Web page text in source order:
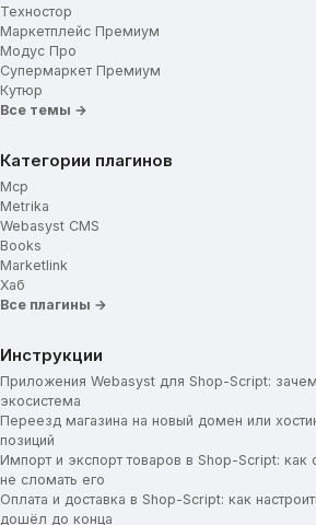
Техностор
Маркетплейс Премиум
Модус Про
Супермаркет Премиум
Кутюр
Все темы →
Категории плагинов
Mcp
Metrika
Webasyst CMS
Books
Marketlink
Хаб
Все плагины →
Инструкции
Приложения Webasyst для Shop-Script:
экосистема
Переезд магазина на новый домен или
позиций
Импорт и экспорт товаров в Shop-Script: как
не сломать его
Оплата и доставка в Shop-Script: как
дошёл до конца